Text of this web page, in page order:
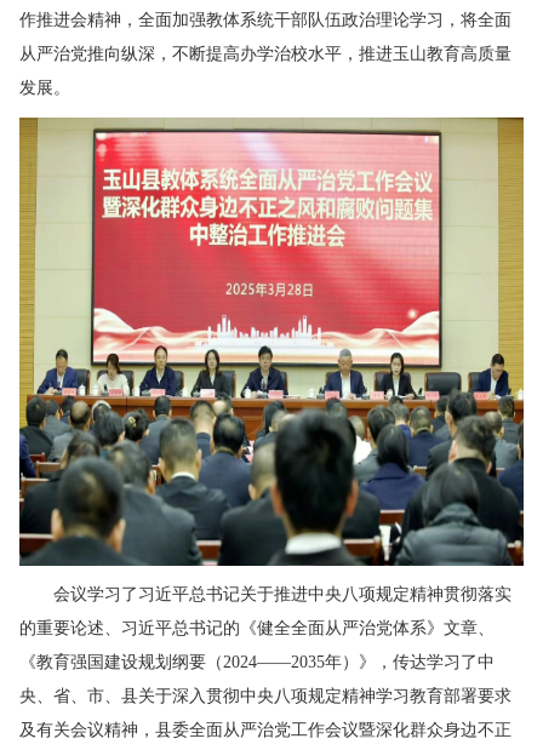
作推进会精神，全面加强教体系统干部队伍政治理论学习，将全面
从严治党推向纵深，不断提高办学治校水平，推进玉山教育高质量
发展。
会议学习了习近平总书记关于推进中央八项规定精神贯彻落实
的重要论述、习近平总书记的《健全全面从严治党体系》文章、
《教育强国建设规划纲要（2024——2035年）》，传达学习了中
央、省、市、县关于深入贯彻中央八项规定精神学习教育部署要求
及有关会议精神，县委全面从严治党工作会议暨深化群众身边不正